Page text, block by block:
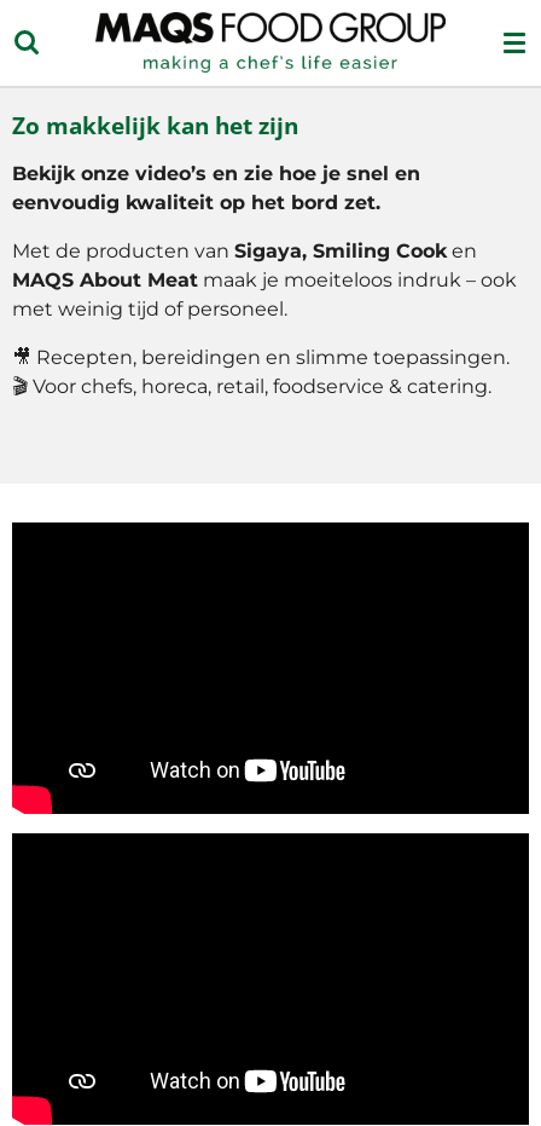
direct
naar
hoofdinhoud
Zo makkelijk kan het zijn
Bekijk onze video’s en zie hoe je snel en
eenvoudig kwaliteit op het bord zet.
Met de producten van Sigaya, Smiling Cooken
MAQS About Meat maak je moeiteloos indruk – ook
met weinig tijd of personeel.
🎥 Recepten, bereidingen en slimme toepassingen.
🎬 Voor chefs, horeca, retail, foodservice & catering.